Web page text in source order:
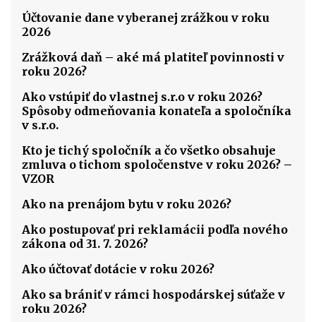
Účtovanie dane vyberanej zrážkou v roku
2026
Zrážková daň – aké má platiteľ povinnosti v
roku 2026?
Ako vstúpiť do vlastnej s.r.o v roku 2026?
Spôsoby odmeňovania konateľa a spoločníka
v s.r.o.
Kto je tichý spoločník a čo všetko obsahuje
zmluva o tichom spoločenstve v roku 2026? –
VZOR
Ako na prenájom bytu v roku 2026?
Ako postupovať pri reklamácii podľa nového
zákona od 31. 7. 2026?
Ako účtovať dotácie v roku 2026?
Ako sa brániť v rámci hospodárskej súťaže v
roku 2026?